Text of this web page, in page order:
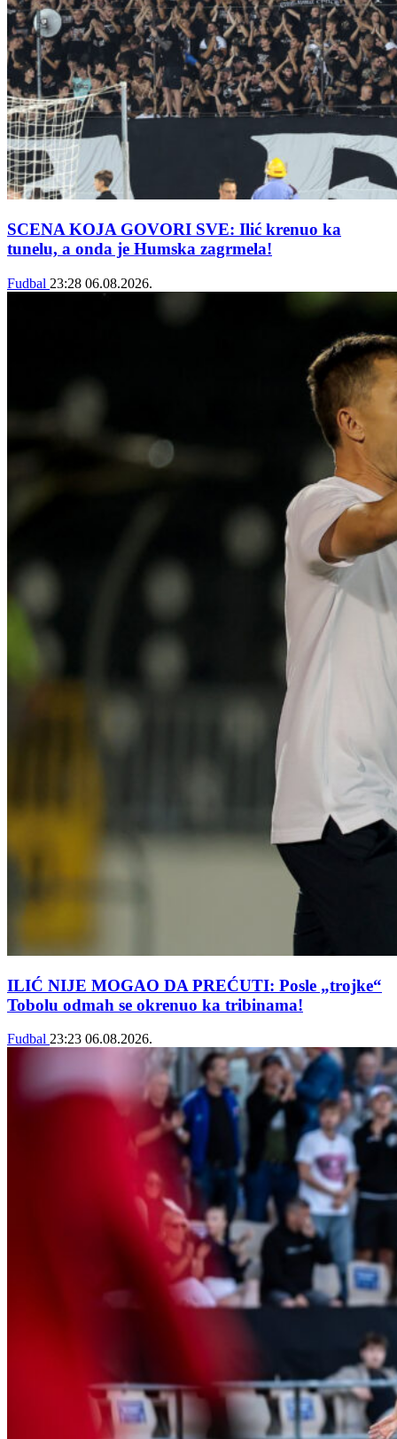
SCENA KOJA GOVORI SVE: Ilić krenuo ka
tunelu, a onda je Humska zagrmela!
Fudbal 23:28 06.08.2026.
ILIĆ NIJE MOGAO DA PREĆUTI: Posle „trojke“
Tobolu odmah se okrenuo ka tribinama!
Fudbal 23:23 06.08.2026.